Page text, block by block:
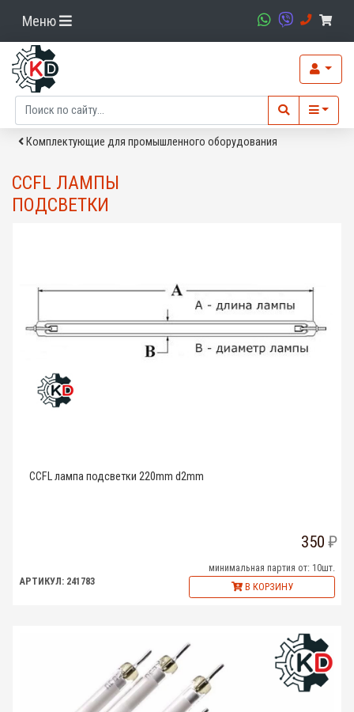
Меню
Комплектующие для промышленного оборудования
CCFL ЛАМПЫ
ПОДСВЕТКИ
CCFL лампа подсветки 220mm d2mm
350
минимальная партия от: 10шт.
АРТИКУЛ: 241783
В КОРЗИНУ